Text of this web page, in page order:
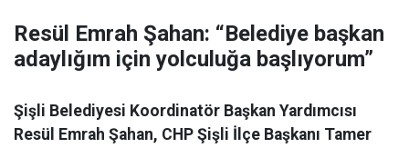
Resül Emrah Şahan: “Belediye başkan
adaylığım için yolculuğa başlıyorum”
Şişli Belediyesi Koordinatör Başkan Yardımcısı
Resül Emrah Şahan, CHP Şişli İlçe Başkanı Tamer